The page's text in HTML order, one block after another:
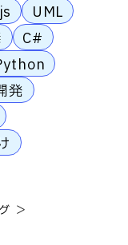
UML
C#
発